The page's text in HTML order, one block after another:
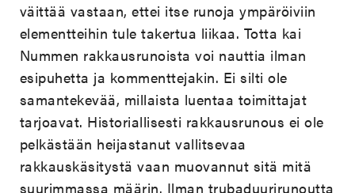
väittää vastaan, ettei itse runoja ympäröiviin
elementteihin tule takertua liikaa. Totta kai
Nummen rakkausrunoista voi nauttia ilman
esipuhetta ja kommenttejakin. Ei silti ole
samantekevää, millaista luentaa toimittajat
tarjoavat. Historiallisesti rakkausrunous ei ole
pelkästään heijastanut vallitsevaa
rakkauskäsitystä vaan muovannut sitä mitä
suurimmassa määrin. Ilman trubaduurirunoutta